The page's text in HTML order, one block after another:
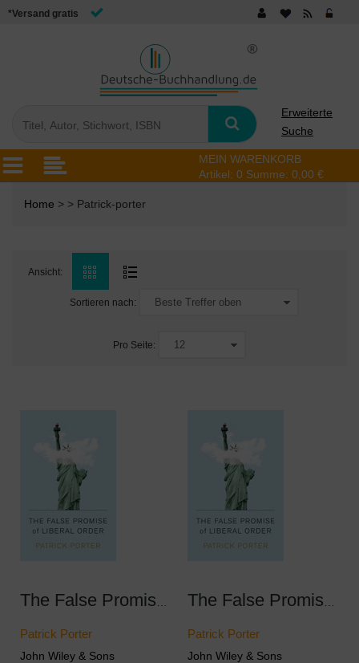
*Versand gratis
Erweiterte
Suche
MEIN WARENKORB
Artikel: 0 Summe: 0,00 €
Home > > Patrick-porter
Ansicht:
Sortieren nach:
Pro Seite:
Patrick Porter
John Wiley & Sons
Patrick Porter
John Wiley & Sons